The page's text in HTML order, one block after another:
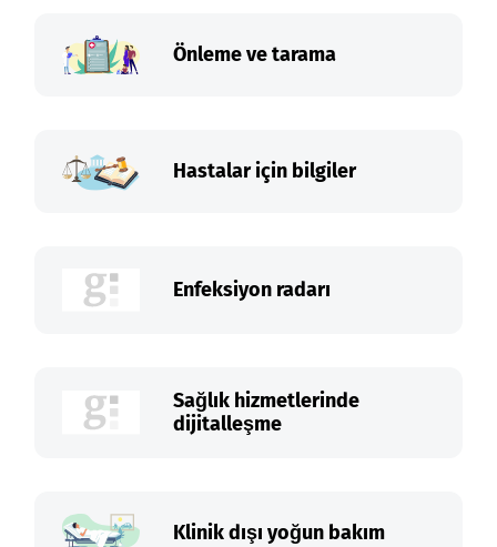
Önleme ve tarama
Hastalar için bilgiler
Enfeksiyon radarı
Sağlık hizmetlerinde
dijitalleşme
Klinik dışı yoğun bakım